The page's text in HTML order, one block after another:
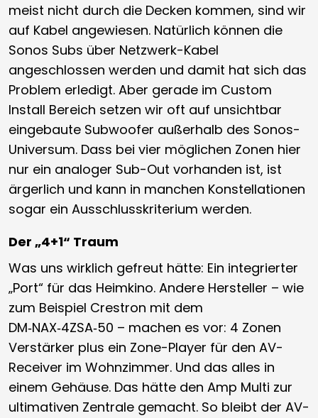
meist nicht durch die Decken kommen, sind wir
auf Kabel angewiesen. Natürlich können die
Sonos Subs über Netzwerk-Kabel
angeschlossen werden und damit hat sich das
Problem erledigt. Aber gerade im Custom
Install Bereich setzen wir oft auf unsichtbar
eingebaute Subwoofer außerhalb des Sonos-
Universum. Dass bei vier möglichen Zonen hier
nur ein analoger Sub-Out vorhanden ist, ist
ärgerlich und kann in manchen Konstellationen
sogar ein Ausschlusskriterium werden.
Der „4+1“ Traum
Was uns wirklich gefreut hätte: Ein integrierter
„Port“ für das Heimkino. Andere Hersteller – wie
zum Beispiel Crestron mit dem
DM‑NAX‑4ZSA‑50 – machen es vor: 4 Zonen
Verstärker plus ein Zone-Player für den AV-
Receiver im Wohnzimmer. Und das alles in
einem Gehäuse. Das hätte den Amp Multi zur
ultimativen Zentrale gemacht. So bleibt der AV-